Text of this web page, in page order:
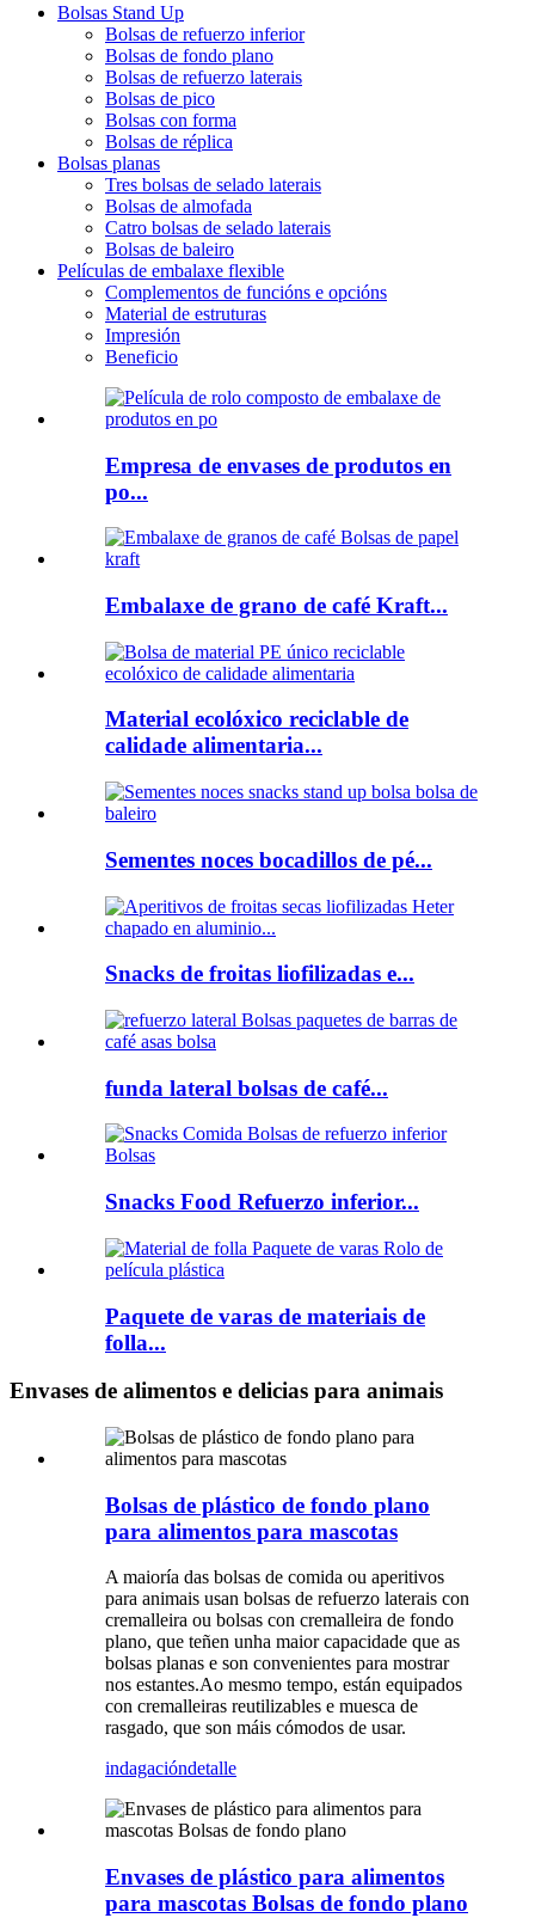
Bolsas Stand Up
Bolsas de refuerzo inferior
Bolsas de fondo plano
Bolsas de refuerzo laterais
Bolsas de pico
Bolsas con forma
Bolsas de réplica
Bolsas planas
Tres bolsas de selado laterais
Bolsas de almofada
Catro bolsas de selado laterais
Bolsas de baleiro
Películas de embalaxe flexible
Complementos de funcións e opcións
Material de estruturas
Impresión
Beneficio
Empresa de envases de produtos en
po...
Embalaxe de grano de café Kraft...
Material ecolóxico reciclable de
calidade alimentaria...
Sementes noces bocadillos de pé...
Snacks de froitas liofilizadas e...
funda lateral bolsas de café...
Snacks Food Refuerzo inferior...
Paquete de varas de materiais de
folla...
Envases de alimentos e delicias para animais
Bolsas de plástico de fondo plano
para alimentos para mascotas
A maioría das bolsas de comida ou aperitivos
para animais usan bolsas de refuerzo laterais con
cremalleira ou bolsas con cremalleira de fondo
plano, que teñen unha maior capacidade que as
bolsas planas e son convenientes para mostrar
nos estantes.Ao mesmo tempo, están equipados
con cremalleiras reutilizables e muesca de
rasgado, que son máis cómodos de usar.
indagacióndetalle
Envases de plástico para alimentos
para mascotas Bolsas de fondo plano